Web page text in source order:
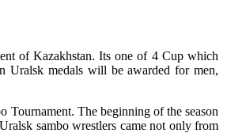
of Kazakhstan. Its one of 4 Cup which
Uralsk medals will be awarded for men,
Tournament. The beginning of the season
sambo wrestlers came not only from